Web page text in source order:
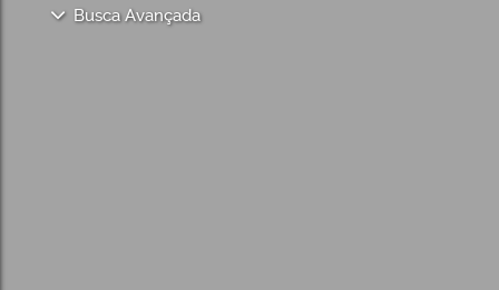
Busca Avançada